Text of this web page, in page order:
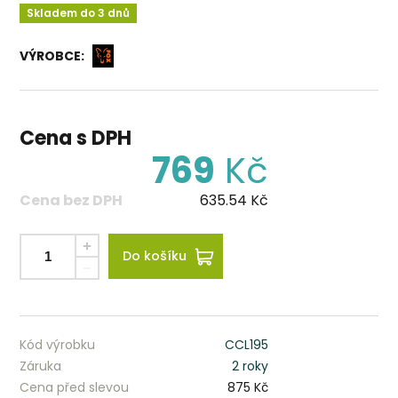
Skladem do 3 dnů
VÝROBCE:
Cena s DPH
769 Kč
Cena bez DPH 635.54 Kč
Do košíku
Kód výrobku
CCL195
Záruka
2 roky
Cena před slevou
875 Kč